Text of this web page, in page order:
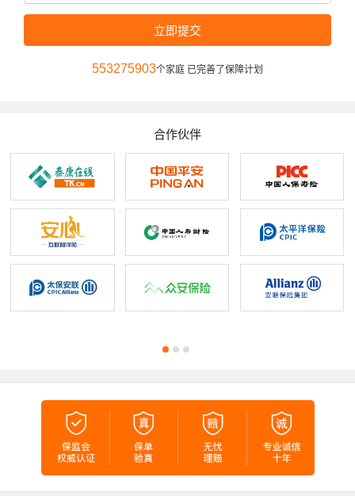
立即提交
553275903个家庭 已完善了保障计划
合作伙伴